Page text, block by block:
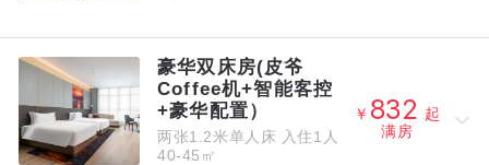
豪华双床房(皮爷
Coffee机+智能客控
+豪华配置）
两张1.2米单人床 入住1人
40-45㎡
￥ 
起
满房